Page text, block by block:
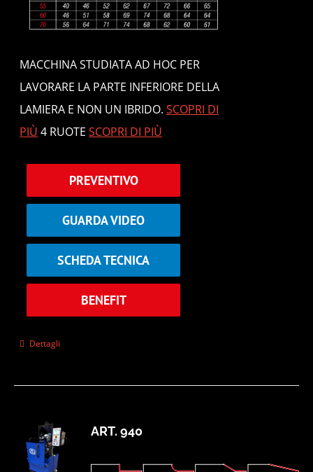
MACCHINA STUDIATA AD HOC PER
LAVORARE LA PARTE INFERIORE DELLA
LAMIERA E NON UN IBRIDO.SCOPRI DI
PIÙ 4 RUOTESCOPRI DI PIÙ
PREVENTIVO
GUARDA VIDEO
SCHEDA TECNICA
BENEFIT
Dettagli
ART. 940